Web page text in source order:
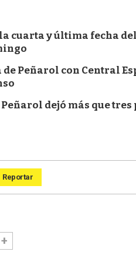
la cuarta y última fecha
Peñarol con Central
dejó más que
Reportar